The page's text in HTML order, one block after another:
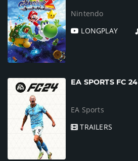
Nintendo
LONGPLAY
EA SPORTS FC 24
EA Sports
TRAILERS